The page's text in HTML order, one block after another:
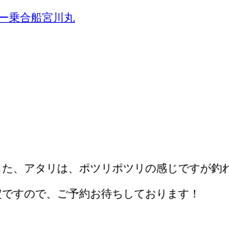
乗合船宮川丸
、アタリは、ポツリポツリの感じですが
すので、ご予約お待ちしております！